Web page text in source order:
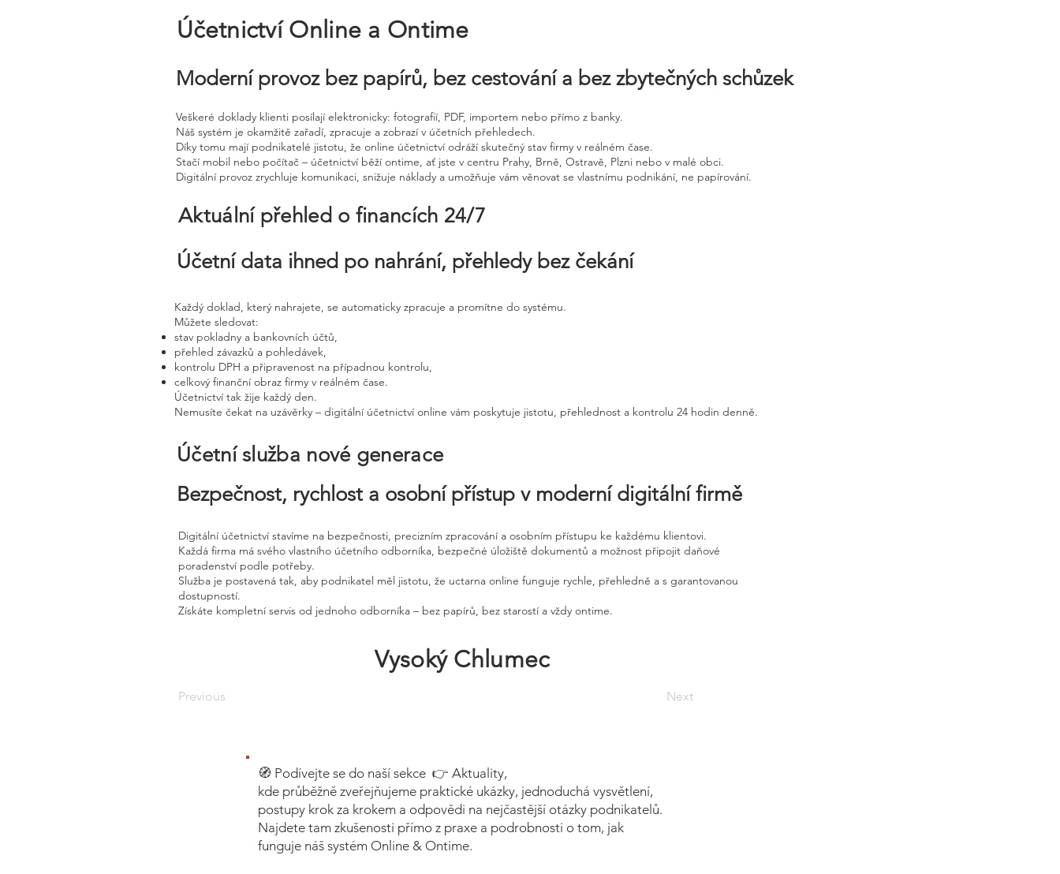
Účetnictví Online a Ontime
Moderní provoz bez papírů, bez cestování a bez zbytečných schůzek
Veškeré doklady klienti posílají elektronicky: fotografií, PDF, importem nebo přímo z banky.
Náš systém je okamžitě zařadí, zpracuje a zobrazí v účetních přehledech.
Díky tomu mají podnikatelé jistotu, že online účetnictví odráží skutečný stav firmy v reálném čase.
Stačí mobil nebo počítač – účetnictví běží ontime, ať jste v centru Prahy, Brně, Ostravě, Plzni nebo v malé obci.
Digitální provoz zrychluje komunikaci, snižuje náklady a umožňuje vám věnovat se vlastnímu podnikání, ne papírování.
Aktuální přehled o financích 24/7
Účetní data ihned po nahrání, přehledy bez čekání
Každý doklad, který nahrajete, se automaticky zpracuje a promítne do systému.
Můžete sledovat:
stav pokladny a bankovních účtů,
přehled závazků a pohledávek,
kontrolu DPH a připravenost na případnou kontrolu,
celkový finanční obraz firmy v reálném čase.
Účetnictví tak žije každý den.
Nemusíte čekat na uzávěrky – digitální účetnictví online vám poskytuje jistotu, přehlednost a kontrolu 24 hodin denně.
Účetní služba nové generace
Bezpečnost, rychlost a osobní přístup v moderní digitální firmě
Digitální účetnictví stavíme na bezpečnosti, precizním zpracování a osobním přístupu ke každému klientovi.
Každá firma má svého vlastního účetního odborníka, bezpečné úložiště dokumentů a možnost připojit daňové
poradenství podle potřeby.
Služba je postavená tak, aby podnikatel měl jistotu, že uctarna online funguje rychle, přehledně a s garantovanou
dostupností.
Získáte kompletní servis od jednoho odborníka – bez papírů, bez starostí a vždy ontime.
Vysoký Chlumec
Previous Next
🧭 Podívejte se do naší sekce 👉 Aktuality,
kde průběžně zveřejňujeme praktické ukázky, jednoduchá vysvětlení,
postupy krok za krokem a odpovědi na nejčastější otázky podnikatelů.
Najdete tam zkušenosti přímo z praxe a podrobnosti o tom, jak
funguje náš systém Online & Ontime.